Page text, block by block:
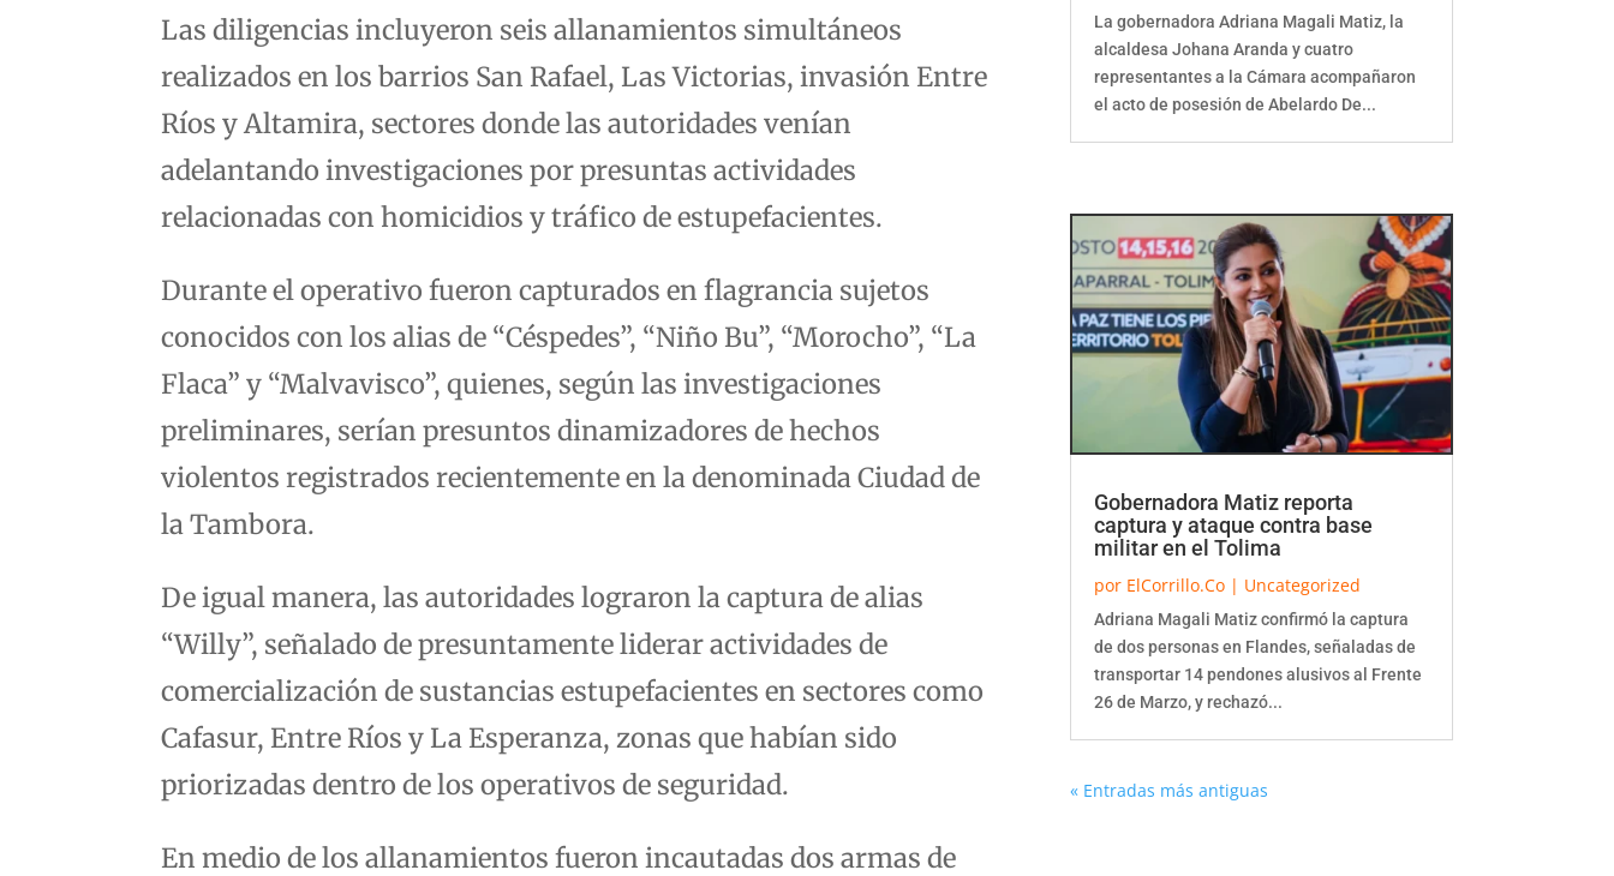
Las diligencias incluyeron seis allanamientos simultáneos
realizados en los barrios San Rafael, Las Victorias, invasión Entre
Ríos y Altamira, sectores donde las autoridades venían
adelantando investigaciones por presuntas actividades
relacionadas con homicidios y tráfico de estupefacientes.
Durante el operativo fueron capturados en flagrancia sujetos
conocidos con los alias de “Céspedes”, “Niño Bu”, “Morocho”, “La
Flaca” y “Malvavisco”, quienes, según las investigaciones
preliminares, serían presuntos dinamizadores de hechos
violentos registrados recientemente en la denominada Ciudad de
la Tambora.
De igual manera, las autoridades lograron la captura de alias
“Willy”, señalado de presuntamente liderar actividades de
comercialización de sustancias estupefacientes en sectores como
Cafasur, Entre Ríos y La Esperanza, zonas que habían sido
priorizadas dentro de los operativos de seguridad.
En medio de los allanamientos fueron incautadas dos armas de
La gobernadora Adriana Magali Matiz, la
alcaldesa Johana Aranda y cuatro
representantes a la Cámara acompañaron
el acto de posesión de Abelardo De...
Gobernadora Matiz reporta
captura y ataque contra base
militar en el Tolima
por ElCorrillo.Co| Uncategorized
Adriana Magali Matiz confirmó la captura
de dos personas en Flandes, señaladas de
transportar 14 pendones alusivos al Frente
26 de Marzo, y rechazó...
« Entradas más antiguas